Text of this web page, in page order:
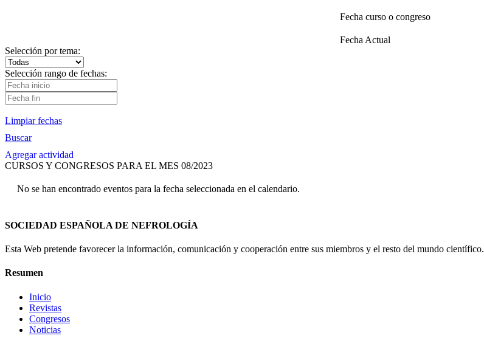
Fecha curso o congreso
Fecha Actual
Selección por tema:
Selección rango de fechas:
Limpiar fechas
Buscar
Agregar actividad
CURSOS Y CONGRESOS PARA EL MES 08/2023
No se han encontrado eventos para la fecha seleccionada en el calendario.
SOCIEDAD ESPAÑOLA DE NEFROLOGÍA
Esta Web pretende favorecer la información, comunicación y cooperación entre sus miembros y el resto del mundo científico.
Resumen
Inicio
Revistas
Congresos
Noticias